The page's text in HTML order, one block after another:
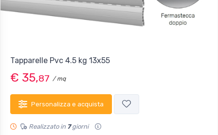
Tapparelle Pvc 4.5 kg 13x55
€ 35,87 / mq
Personalizza e acquista
Realizzato in 7giorni